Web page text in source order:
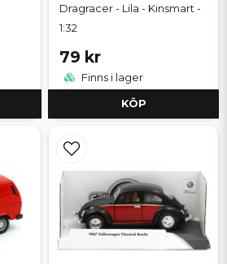
Dragracer - Lila - Kinsmart -
1:32
79 kr
Finns i lager
KÖP